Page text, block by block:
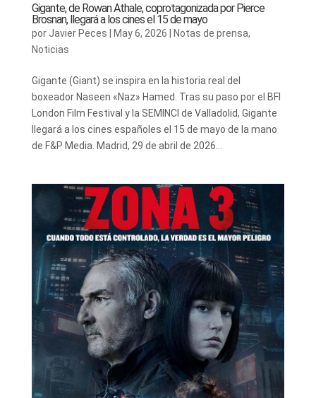
Gigante, de Rowan Athale, coprotagonizada por Pierce
Brosnan, llegará a los cines el 15 de mayo
por Javier Peces May 6, 2026 Notas de prensa,
Noticias
Gigante (Giant) se inspira en la historia real del
boxeador Naseen «Naz» Hamed. Tras su paso por el BFI
London Film Festival y la SEMINCI de Valladolid, Gigante
llegará a los cines españoles el 15 de mayo de la mano
de F&P Media. Madrid, 29 de abril de 2026...